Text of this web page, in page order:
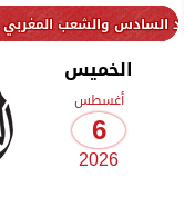
المغربي بمناسبة
الخميس
أغسطس
6
2026